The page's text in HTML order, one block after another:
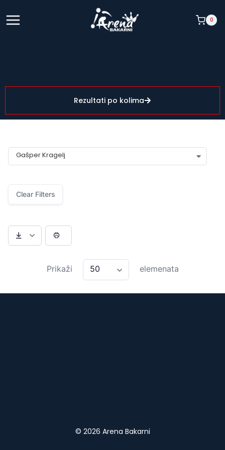
0
Rezultati po kolima
Gašper Kragelj
Clear Filters
Prikaži 50 elemenata
© 2026 Arena Bakarni